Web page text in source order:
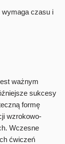
wymaga czasu i
ważnym
sukcesy
formę
wzrokowo-
Wczesne
ćwiczeń